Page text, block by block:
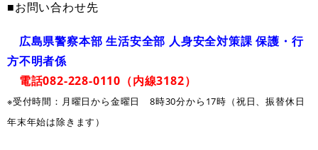
■お問い合わせ先
広島県警察本部 生活安全部 人身安全対策課 保護・行
方不明者係
電話082-228-0110（内線3182）
※受付時間：月曜日から金曜日 8時30分から17時（祝日、振替休日
年末年始は除きます）